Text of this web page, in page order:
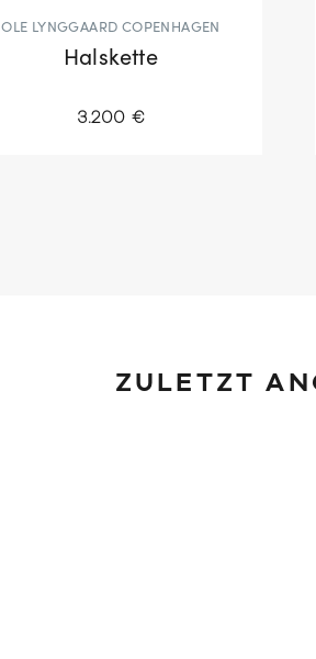
OLE LYNGGAARD COPENHAGEN
Halskette
3.200 €
ZULETZT